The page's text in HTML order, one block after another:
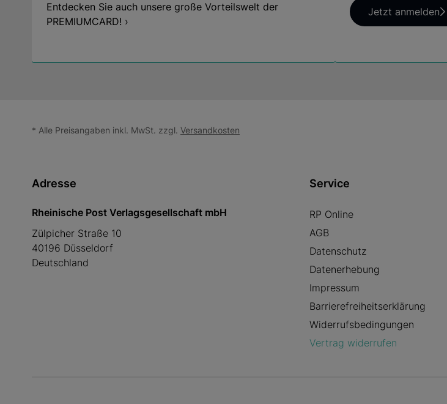
Entdecken Sie auch unsere große Vorteilswelt der
PREMIUMCARD! ›
Jetzt anmelden
* Alle Preisangaben inkl. MwSt. zzgl. Versandkosten
Adresse
Rheinische Post Verlagsgesellschaft mbH
Zülpicher Straße 10
40196 Düsseldorf
Deutschland
Service
RP Online
AGB
Datenschutz
Datenerhebung
Impressum
Barrierefreiheitserklärung
Widerrufsbedingungen
Vertrag widerrufen